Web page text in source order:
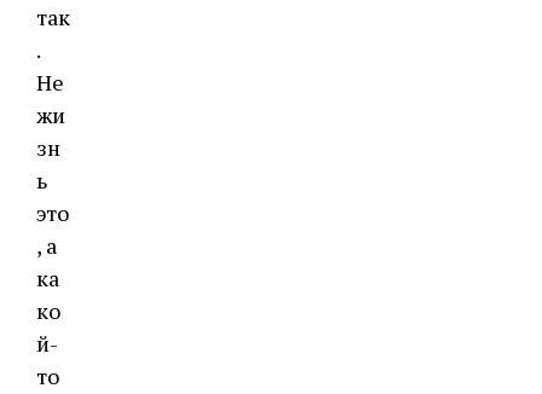
так
.
Не
жи
зн
ь
это
, а
ка
ко
й-
то